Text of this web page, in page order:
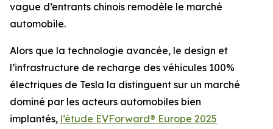
vague d’entrants chinois remodèle le marché
automobile.
Alors que la technologie avancée, le design et
l’infrastructure de recharge des véhicules 100%
électriques de Tesla la distinguent sur un marché
dominé par les acteurs automobiles bien
implantés, l’étude EVForward® Europe 2025